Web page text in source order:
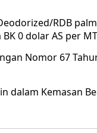
RDB
0 dolar AS per
Nomor 67
dalam Kemasan